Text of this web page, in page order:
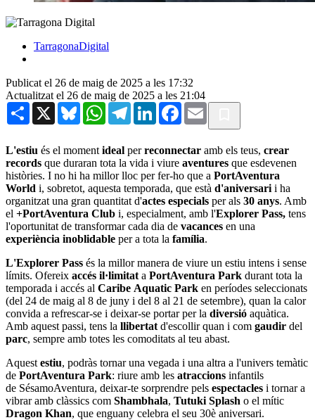
TarragonaDigital
Publicat el 26 de maig de 2025 a les 17:32
Actualitzat el 26 de maig de 2025 a les 21:04
Share X BlueskyWhatsAppTelegramLinkedInFacebook
Email
L'estiu és el moment ideal perreconnectar amb els teus, crear
records que duraran tota la vida i viure aventures que esdevenen
històries. I no hi ha millor lloc per fer-ho que a PortAventura
World i, sobretot, aquesta temporada, que està d'aniversari i ha
organitzat una gran quantitat d'actes especials per als 30 anys. Amb
el +PortAventura Club i, especialment, amb l'Explorer Pass, tens
l'oportunitat de transformar cada dia de vacances en una
experiència inoblidable per a tota la família.
L'Explorer Pass és la millor manera de viure un estiu intens i sense
límits. Ofereix accés il·limitat a PortAventura Park durant tota la
temporada i accés al Caribe Aquatic Park en períodes seleccionats
(del 24 de maig al 8 de juny i del 8 al 21 de setembre), quan la calor
convida a refrescar-se i deixar-se portar per la diversió aquàtica.
Amb aquest passi, tens la llibertat d'escollir quan i com gaudir del
parc, sempre amb totes les comoditats al teu abast.
Aquest estiu, podràs tornar una vegada i una altra a l'univers temàtic
de PortAventura Park: riure amb les atraccions infantils
de SésamoAventura, deixar-te sorprendre pels espectacles i tornar a
vibrar amb clàssics com Shambhala, Tutuki Splash o el mític
Dragon Khan, que enguany celebra el seu 30è aniversari.